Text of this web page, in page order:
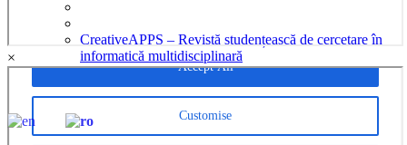
CreativeAPPS – Revistă studențească de cercetare în
informatică multidisciplinară
Parteneri
CONTACT
×